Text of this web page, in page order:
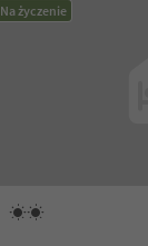
Na życzenie